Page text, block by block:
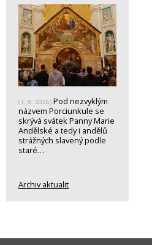
(1. 8. 2026) Pod nezvyklým
názvem Porciunkule se
skrývá svátek Panny Marie
Andělské a tedy i andělů
strážných slavený podle
staré…
Archiv aktualit